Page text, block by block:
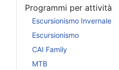
Programmi per attività
Escursionismo Invernale
Escursionismo
CAI Family
MTB